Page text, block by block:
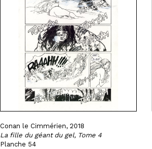
Conan le Cimmérien, 2018
La fille du géant du gel, Tome 4
Planche 54